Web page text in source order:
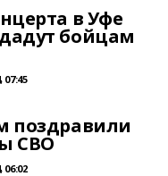
в Уфе
бойцам
07:45
поздравили
СВО
06:02